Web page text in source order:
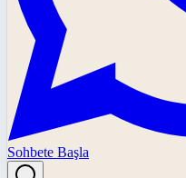
Sohbete Başla